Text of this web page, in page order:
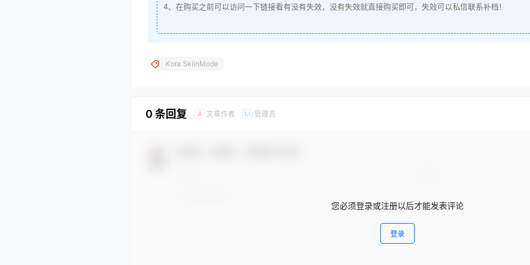
4、在购买之前可以访问一下链接看有没有失效，没有失效就直接购买即可，失效可以私信联系补档！
Kora SkiinMode
0 条回复 A 文章作者 M 管理员
您必须登录或注册以后才能发表评论
登录